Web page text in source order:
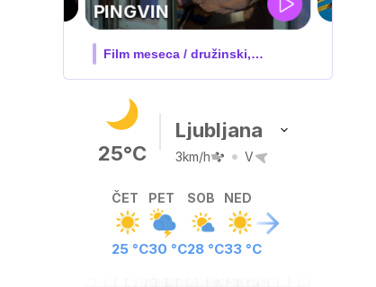
IQ 160
Nova hrvaška serija
25°C
Ljubljana
3km/h V
ČET
25 °C
PET
30 °C
SOB
28 °C
NED
33 °C